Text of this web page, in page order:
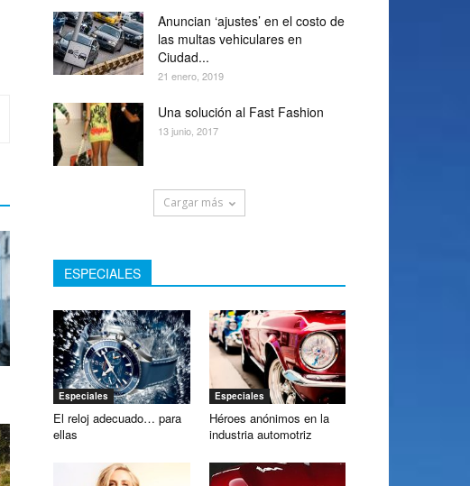
Anuncian ‘ajustes’ en el costo de
las multas vehiculares en
Ciudad...
21 enero, 2019
Una solución al Fast Fashion
13 junio, 2017
Cargar más
ESPECIALES
Especiales
El reloj adecuado… para
ellas
Especiales
Héroes anónimos en la
industria automotriz